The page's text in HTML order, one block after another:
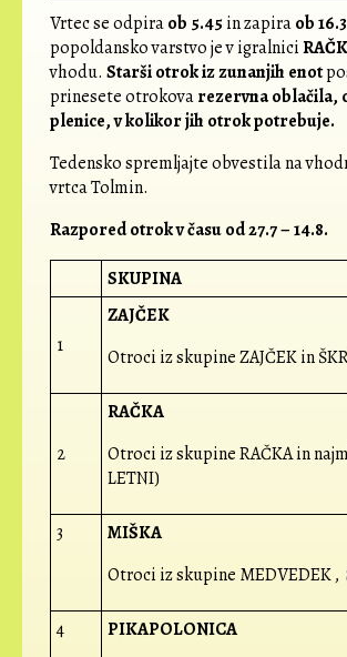
Vrtec se odpiraob 5.45in zapiraob
popoldansko varstvo je v igralnici
vhodu. Starši otrok iz zunanjih enot
prinesete otrokovarezervna oblačila,
plenice, v kolikor jih otrok potrebuje.
Tedensko spremljajte obvestila na
vrtca Tolmin.
Razpored otrok v času od 27.7 – 14.8.
SKUPINA
1
ZAJČEK
Otroci iz skupine ZAJČEK in
2
RAČKA
Otroci iz skupine RAČKA in
LETNI)
3
MIŠKA
Otroci iz skupine MEDVEDEK ,
4
PIKAPOLONICA